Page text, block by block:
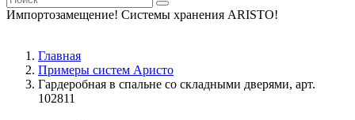
Импортозамещение! Системы хранения ARISTO!
Главная
Примеры систем Аристо
Гардеробная в спальне со складными дверями, арт.
102811